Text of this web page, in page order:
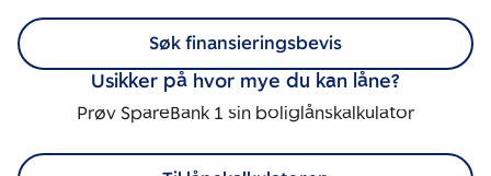
Søk finansieringsbevis
Usikker på hvor mye du kan låne?
Prøv SpareBank 1 sin boliglånskalkulator